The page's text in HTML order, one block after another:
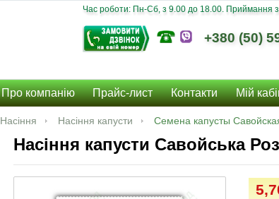
Час роботи: Пн-Сб, з 9.00 до 18.00. Приймання
+380 (50)
Про компанію Прайс-лист Контакти Мій
Насіння Насіння капусти Семена капусты
Насіння капусти Савойська